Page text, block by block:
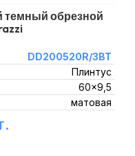
темный обрезной
DD200520R/3BT
Плинтус
60x9,5
матовая